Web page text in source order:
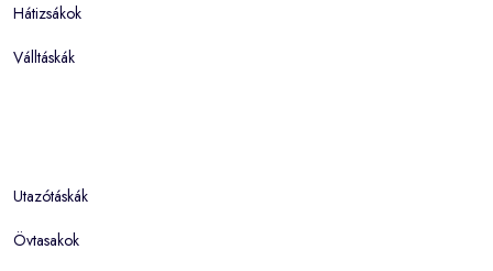
Hátizsákok
Válltáskák
Utazótáskák
Övtasakok